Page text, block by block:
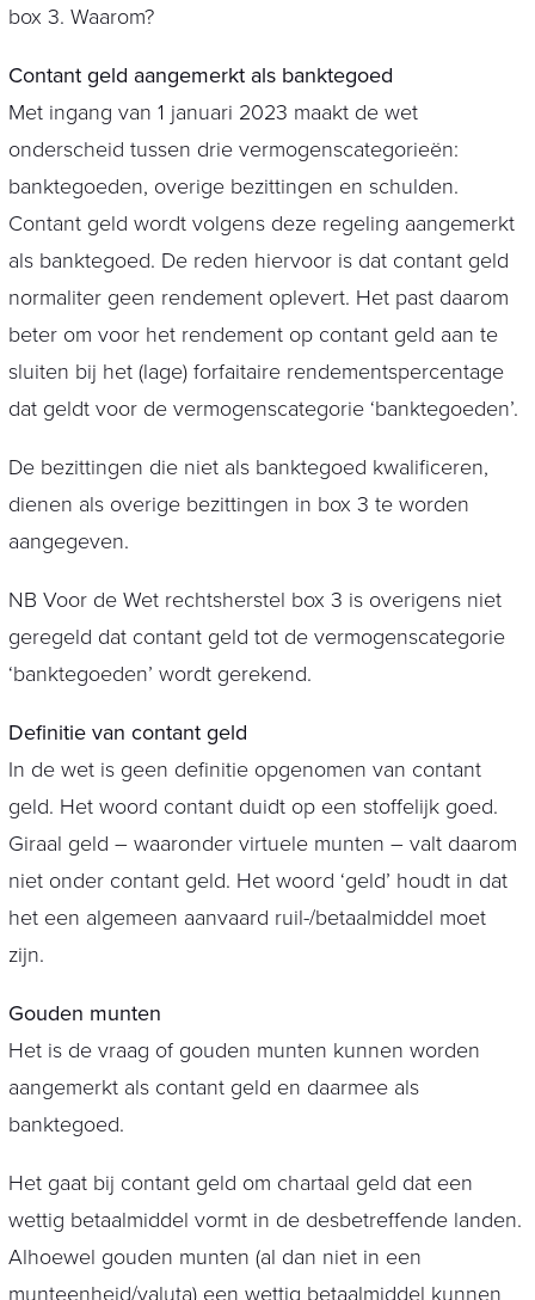
box 3. Waarom?
Contant geld aangemerkt als banktegoed
Met ingang van 1 januari 2023 maakt de wet
onderscheid tussen drie vermogenscategorieën:
banktegoeden, overige bezittingen en schulden.
Contant geld wordt volgens deze regeling aangemerkt
als banktegoed. De reden hiervoor is dat contant geld
normaliter geen rendement oplevert. Het past daarom
beter om voor het rendement op contant geld aan te
sluiten bij het (lage) forfaitaire rendementspercentage
dat geldt voor de vermogenscategorie ‘banktegoeden’.
De bezittingen die niet als banktegoed kwalificeren,
dienen als overige bezittingen in box 3 te worden
aangegeven.
NB Voor de Wet rechtsherstel box 3 is overigens niet
geregeld dat contant geld tot de vermogenscategorie
‘banktegoeden’ wordt gerekend.
Definitie van contant geld
In de wet is geen definitie opgenomen van contant
geld. Het woord contant duidt op een stoffelijk goed.
Giraal geld – waaronder virtuele munten – valt daarom
niet onder contant geld. Het woord ‘geld’ houdt in dat
het een algemeen aanvaard ruil-/betaalmiddel moet
zijn.
Gouden munten
Het is de vraag of gouden munten kunnen worden
aangemerkt als contant geld en daarmee als
banktegoed.
Het gaat bij contant geld om chartaal geld dat een
wettig betaalmiddel vormt in de desbetreffende landen.
Alhoewel gouden munten (al dan niet in een
munteenheid/valuta) een wettig betaalmiddel kunnen